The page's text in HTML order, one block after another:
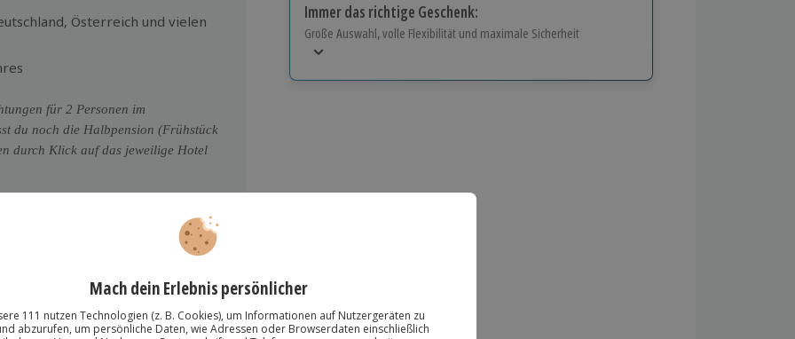
Immer das richtige Geschenk:
Große Auswahl, volle Flexibilität und maximale Sicherheit
Große Auswahl
Österreich und vielen
für 2 Personen im
du noch die Halbpension (Frühstück
durch Klick auf das jeweilige Hotel
Tirol: Gutscheinwert 59,90 € plus
einem Gesamtpreis von 281,90 €